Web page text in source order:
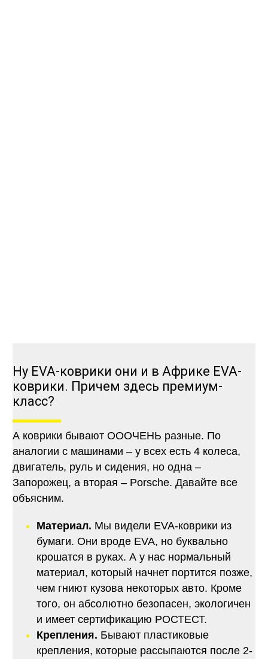
Ну EVA-коврики они и в Африке EVA-
коврики. Причем здесь премиум-
класс?
А коврики бывают ОООЧЕНЬ разные. По
аналогии с машинами – у всех есть 4 колеса,
двигатель, руль и сидения, но одна –
Запорожец, а вторая – Porsche. Давайте все
объясним.
Материал. Мы видели EVA-коврики из
бумаги. Они вроде EVA, но буквально
крошатся в руках. А у нас нормальный
материал, который начнет портится позже,
чем гниют кузова некоторых авто. Кроме
того, он абсолютно безопасен, экологичен
и имеет сертификацию РОСТЕСТ.
Крепления. Бывают пластиковые
крепления, которые рассыпаются после 2-